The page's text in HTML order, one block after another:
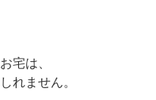
宅は、
れません。